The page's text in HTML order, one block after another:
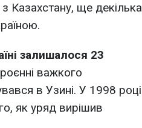
Казахстану, ще декілька
залишалося 23
важкого
в Узині. У 1998 році
як уряд вирішив